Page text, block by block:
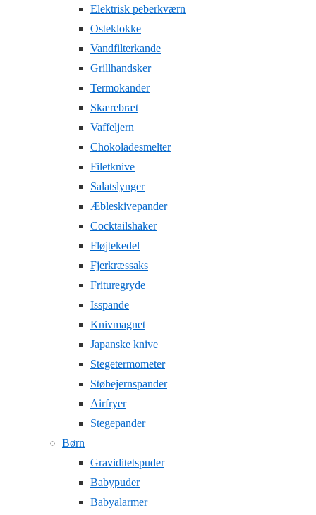
Elektrisk peberkværn
Osteklokke
Vandfilterkande
Grillhandsker
Termokander
Skærebræt
Vaffeljern
Chokoladesmelter
Filetknive
Salatslynger
Æbleskivepander
Cocktailshaker
Fløjtekedel
Fjerkræssaks
Frituregryde
Isspande
Knivmagnet
Japanske knive
Stegetermometer
Støbejernspander
Airfryer
Stegepander
Børn
Graviditetspuder
Babypuder
Babyalarmer